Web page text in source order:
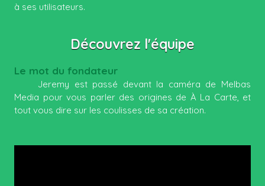
à ses utilisateurs.
Découvrez l'équipe
Le mot du fondateur
Jeremy est passé devant la caméra de Melbas
Media pour vous parler des origines de À La Carte, et
tout vous dire sur les coulisses de sa création.